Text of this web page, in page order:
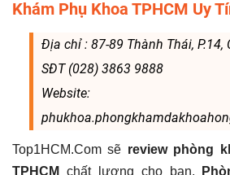
Khám Phụ Khoa TPHCM Uy
Địa chỉ : 87-89 Thành Thái, P.14,
SĐT (028) 3863 9888
Website:
Top1HCM.Com sẽ review phòng
TPHCM
chất lượng cho bạn.